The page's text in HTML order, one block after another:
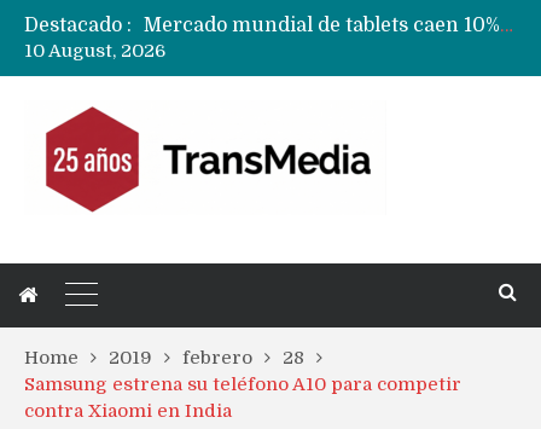
Destacado :
Fabricantes suben precios de teléfonos y ganan más dinero en un mercado donde Xiaomi alerta por no mejorar ventas
10 August, 2026
Home 2019 febrero
28
Samsung estrena su teléfono A10 para competir
contra Xiaomi en India